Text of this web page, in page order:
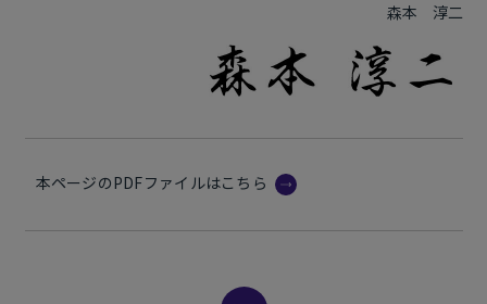
森本 淳二
本ページのPDFファイルはこちら